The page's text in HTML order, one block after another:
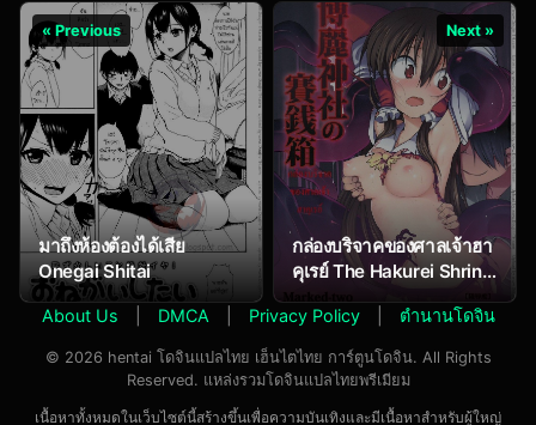
« Previous
มาถึงห้องต้องได้เสีย
Onegai Shitai
Next »
กล่องบริจาคของศาลเจ้าฮา
คุเรย์ The Hakurei Shrine
Offertory Box
About Us DMCA Privacy Policy ตำนานโดจิน
© 2026 hentai โดจินแปลไทย เฮ็นไตไทย การ์ตูนโดจิน. All Rights
Reserved. แหล่งรวมโดจินแปลไทยพรีเมียม
เนื้อหาทั้งหมดในเว็บไซต์นี้สร้างขึ้นเพื่อความบันเทิงและมีเนื้อหาสำหรับผู้ใหญ่